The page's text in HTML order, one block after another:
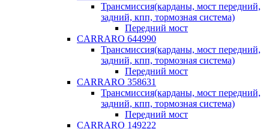
Трансмиссия(карданы, мост передний,
задний, кпп, тормозная система)
Передний мост
CARRARO 644990
Трансмиссия(карданы, мост передний,
задний, кпп, тормозная система)
Передний мост
CARRARO 358631
Трансмиссия(карданы, мост передний,
задний, кпп, тормозная система)
Передний мост
CARRARO 149222